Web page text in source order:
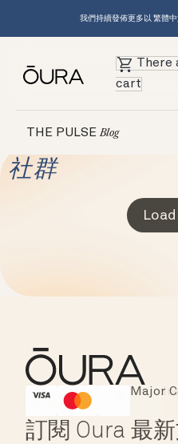
我們持續發佈更多以 繁體中
There
cart
THE PULSEBlog
社群
HSA/FSA Eligible
Major
訂閱 Oura 最